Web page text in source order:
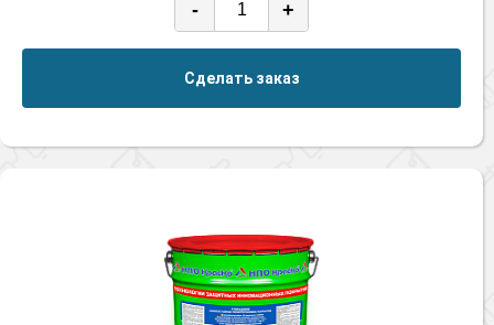
- +
Сделать заказ